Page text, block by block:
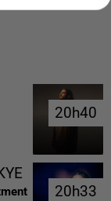
20h40
20h40
20h33
20h33